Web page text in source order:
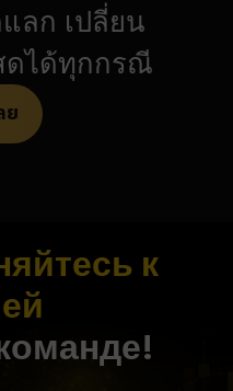
ลก เปลี่ยน
ดได้ทุกกรณี
ย
к